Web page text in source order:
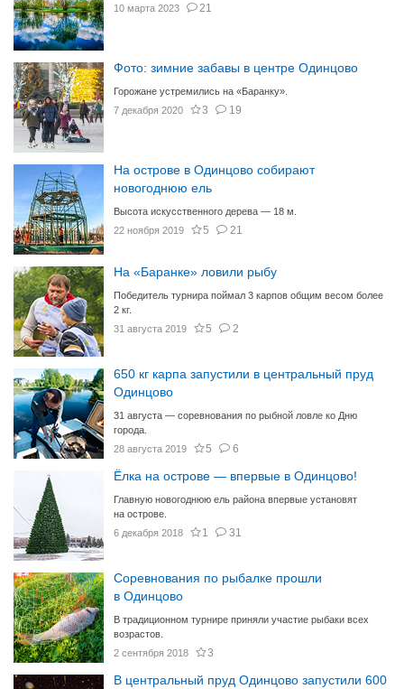
10 марта 2023 21
Фото: зимние забавы в центре Одинцово
Горожане устремились на «Баранку».
7 декабря 2020
3 19
На острове в Одинцово собирают
новогоднюю ель
Высота искусственного дерева — 18 м.
22 ноября 2019
5 21
На «Баранке» ловили рыбу
Победитель турнира поймал 3 карпов общим весом более
2 кг.
31 августа 2019
5 2
650 кг карпа запустили в центральный пруд
Одинцово
31 августа — соревнования по рыбной ловле ко Дню
города.
28 августа 2019
5 6
Ёлка на острове — впервые в Одинцово!
Главную новогоднюю ель района впервые установят
на острове.
6 декабря 2018
1 31
Соревнования по рыбалке прошли
в Одинцово
В традиционном турнире приняли участие рыбаки всех
возрастов.
2 сентября 2018
3
В центральный пруд Одинцово запустили 600